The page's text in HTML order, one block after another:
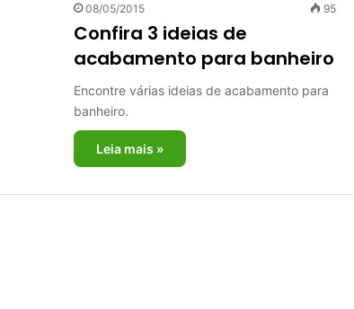
08/05/2015 95
Confira 3 ideias de
acabamento para banheiro
Encontre várias ideias de acabamento para
banheiro.
Leia mais »